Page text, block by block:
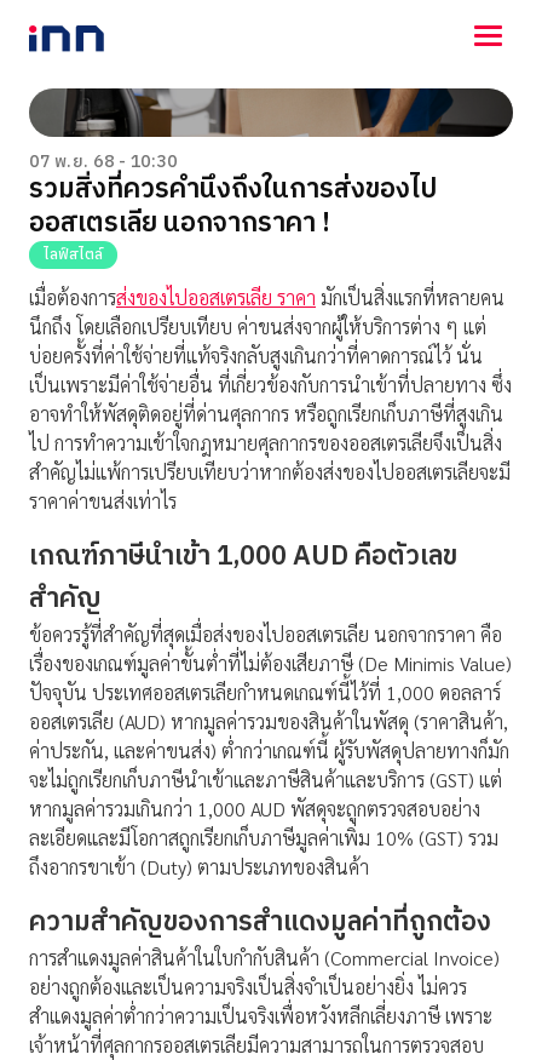
NEWS
ENTERTAINMENT
LIFESTYLE
HOROSCOPE
LOTTERY
VIDEO
ร่วมด้วยช่วยกัน
07 พ.ย. 68 - 10:30
รวมสิ่งที่ควรคำนึงถึงในการส่งของไป
ออสเตรเลีย นอกจากราคา !
ไลฟ์สไตล์
เมื่อต้องการส่งของไปออสเตรเลีย ราคา มักเป็นสิ่งแรกที่หลายคน
นึกถึง โดยเลือกเปรียบเทียบ ค่าขนส่งจากผู้ให้บริการต่าง ๆ แต่
บ่อยครั้งที่ค่าใช้จ่ายที่แท้จริงกลับสูงเกินกว่าที่คาดการณ์ไว้ นั่น
เป็นเพราะมีค่าใช้จ่ายอื่น ที่เกี่ยวข้องกับการนำเข้าที่ปลายทาง ซึ่ง
อาจทำให้พัสดุติดอยู่ที่ด่านศุลกากร หรือถูกเรียกเก็บภาษีที่สูงเกิน
ไป การทำความเข้าใจกฎหมายศุลกากรของออสเตรเลียจึงเป็นสิ่ง
สำคัญไม่แพ้การเปรียบเทียบว่าหากต้องส่งของไปออสเตรเลียจะมี
ราคาค่าขนส่งเท่าไร
เกณฑ์ภาษีนำเข้า 1,000 AUD คือตัวเลข
สำคัญ
ข้อควรรู้ที่สำคัญที่สุดเมื่อส่งของไปออสเตรเลีย นอกจากราคา คือ
เรื่องของเกณฑ์มูลค่าขั้นต่ำที่ไม่ต้องเสียภาษี (De Minimis Value)
ปัจจุบัน ประเทศออสเตรเลียกำหนดเกณฑ์นี้ไว้ที่ 1,000 ดอลลาร์
ออสเตรเลีย (AUD) หากมูลค่ารวมของสินค้าในพัสดุ (ราคาสินค้า,
ค่าประกัน, และค่าขนส่ง) ต่ำกว่าเกณฑ์นี้ ผู้รับพัสดุปลายทางก็มัก
จะไม่ถูกเรียกเก็บภาษีนำเข้าและภาษีสินค้าและบริการ (GST) แต่
หากมูลค่ารวมเกินกว่า 1,000 AUD พัสดุจะถูกตรวจสอบอย่าง
ละเอียดและมีโอกาสถูกเรียกเก็บภาษีมูลค่าเพิ่ม 10% (GST) รวม
ถึงอากรขาเข้า (Duty) ตามประเภทของสินค้า
ความสำคัญของการสำแดงมูลค่าที่ถูกต้อง
การสำแดงมูลค่าสินค้าในใบกำกับสินค้า (Commercial Invoice)
อย่างถูกต้องและเป็นความจริงเป็นสิ่งจำเป็นอย่างยิ่ง ไม่ควร
สำแดงมูลค่าต่ำกว่าความเป็นจริงเพื่อหวังหลีกเลี่ยงภาษี เพราะ
เจ้าหน้าที่ศุลกากรออสเตรเลียมีความสามารถในการตรวจสอบ